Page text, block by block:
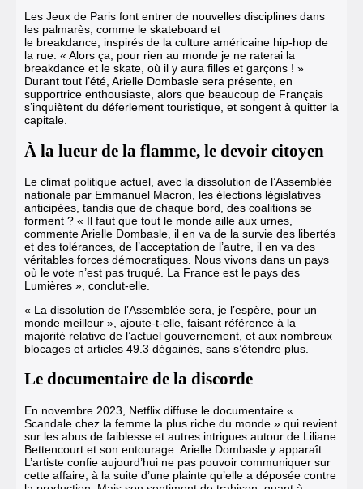
Les Jeux de Paris font entrer de nouvelles disciplines dans
les palmarès, comme le skateboard et
le breakdance, inspirés de la culture américaine hip-hop de
la rue. « Alors ça, pour rien au monde je ne raterai la
breakdance et le skate, où il y aura filles et garçons ! »
Durant tout l’été, Arielle Dombasle sera présente, en
supportrice enthousiaste, alors que beaucoup de Français
s’inquiètent du déferlement touristique, et songent à quitter la
capitale.
À la lueur de la flamme, le devoir citoyen
Le climat politique actuel, avec la dissolution de l’Assemblée
nationale par Emmanuel Macron, les élections législatives
anticipées, tandis que de chaque bord, des coalitions se
forment ? « Il faut que tout le monde aille aux urnes,
commente Arielle Dombasle, il en va de la survie des libertés
et des tolérances, de l’acceptation de l’autre, il en va des
véritables forces démocratiques. Nous vivons dans un pays
où le vote n’est pas truqué. La France est le pays des
Lumières », conclut-elle.
« La dissolution de l’Assemblée sera, je l’espère, pour un
monde meilleur », ajoute-t-elle, faisant référence à la
majorité relative de l’actuel gouvernement, et aux nombreux
blocages et articles 49.3 dégainés, sans s’étendre plus.
Le documentaire de la discorde
En novembre 2023, Netflix diffuse le documentaire «
Scandale chez la femme la plus riche du monde » qui revient
sur les abus de faiblesse et autres intrigues autour de Liliane
Bettencourt et son entourage. Arielle Dombasle y apparaît.
L’artiste confie aujourd’hui ne pas pouvoir communiquer sur
cette affaire, à la suite d’une plainte qu’elle a déposée contre